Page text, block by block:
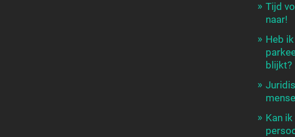
Tijd
naar!
Heb
blijkt?
Kan